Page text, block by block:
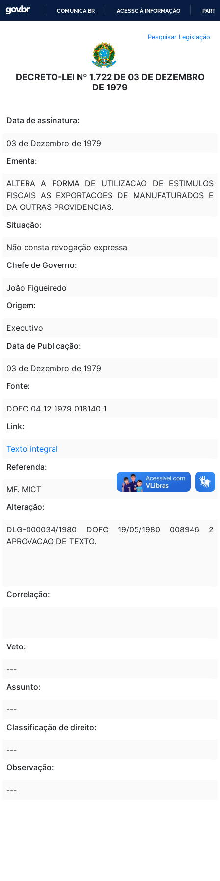
O
CONTEÚDO
COMUNICA BR ACESSO À INFORMAÇÃO
Pesquisar Legislação
DECRETO-LEI Nº 1.722 DE 03 DE DEZEMBRO
DE 1979
Data de assinatura:
03 de Dezembro de 1979
Ementa:
ALTERA A FORMA DE UTILIZACAO DE ESTIMULOS
FISCAIS AS EXPORTACOES DE MANUFATURADOS E
DA OUTRAS PROVIDENCIAS.
Situação:
Não consta revogação expressa
Chefe de Governo:
João Figueiredo
Origem:
Executivo
Data de Publicação:
03 de Dezembro de 1979
Fonte:
DOFC 04 12 1979 018140 1
Link:
Texto integral
Referenda:
MF. MICT
Alteração:
DLG-000034/1980 DOFC 19/05/1980 008946 2
APROVACAO DE TEXTO.
Correlação:
Veto:
---
Assunto:
---
Classificação de direito:
---
Observação:
---